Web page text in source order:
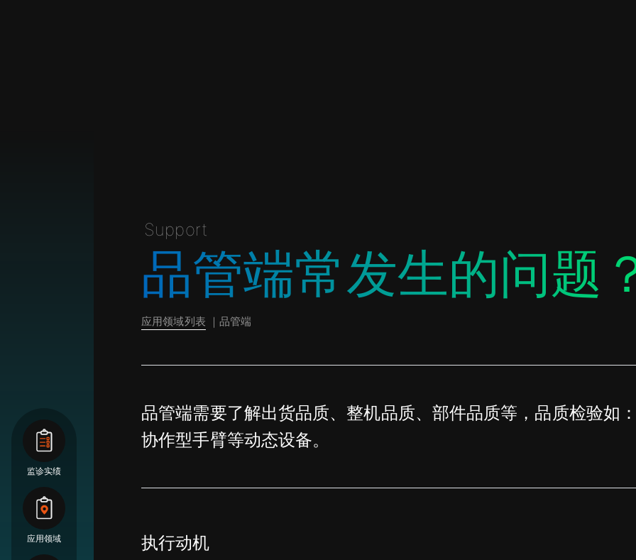
监诊实绩
应用领域
Support
品管端常发生的问题
应用领域列表 ｜品管端
品管端需要了解出货品质、整机品质、部件品质等，品质检验如
协作型手臂等动态设备。
执行动机